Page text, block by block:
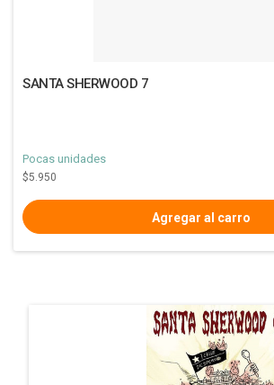
SANTA SHERWOOD 7
Pocas unidades
$5.950